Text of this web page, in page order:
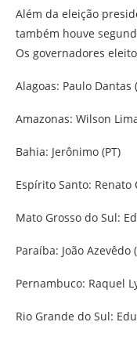
Além da eleição
também houve
Os governadores
Alagoas: Paulo Dantas
Amazonas: Wilson
Bahia: Jerônimo (PT)
Espírito Santo: Renato
Mato Grosso do Sul:
Paraíba: João Azevêdo
Pernambuco: Raquel
Rio Grande do Sul: